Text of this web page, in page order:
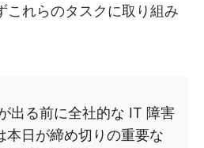
これらのタスクに取り組み
出る前に全社的な IT 障害
本日が締め切りの重要な